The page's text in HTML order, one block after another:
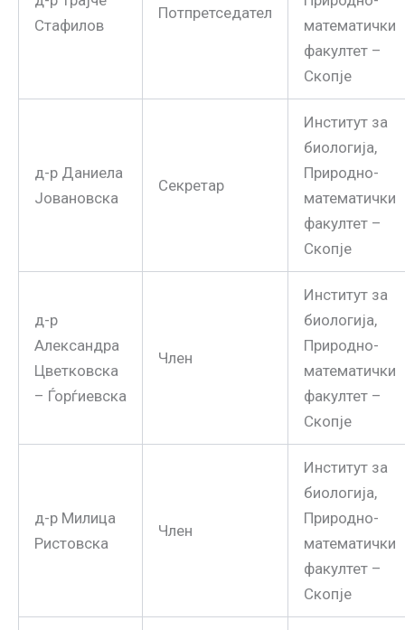
Стафилов
Потпретседател
математички
факултет –
Скопје
д-р Даниела
Јовановска
Секретар
Институт за
биологија,
Природно-
математички
факултет –
Скопје
д-р
Александра
Цветковска
– Ѓорѓиевска
Член
Институт за
биологија,
Природно-
математички
факултет –
Скопје
д-р Милица
Ристовска
Член
Институт за
биологија,
Природно-
математички
факултет –
Скопје